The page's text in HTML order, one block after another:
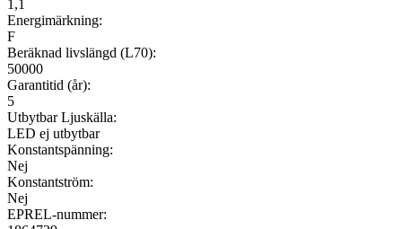
1,1
Energimärkning:
F
Beräknad livslängd (L70):
50000
Garantitid (år):
5
Utbytbar Ljuskälla:
LED ej utbytbar
Konstantspänning:
Nej
Konstantström:
Nej
EPREL-nummer: